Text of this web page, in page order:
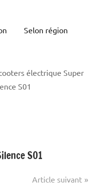
Selon région
électrique Super
S01
SO1
Article suivant